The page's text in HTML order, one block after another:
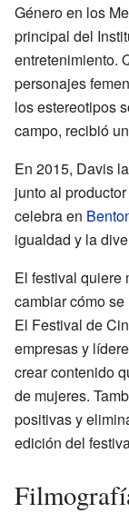
Género en los
principal del
entretenimiento.
personajes
los estereotipos
campo, recibió
En 2015, Davis
junto al
celebra en
igualdad y la
El festival quiere
cambiar cómo
El Festival de
empresas y
crear contenido
de mujeres.
positivas y
edición del